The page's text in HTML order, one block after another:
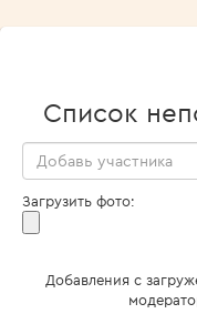
Список
Загрузить фото:
Добавления с